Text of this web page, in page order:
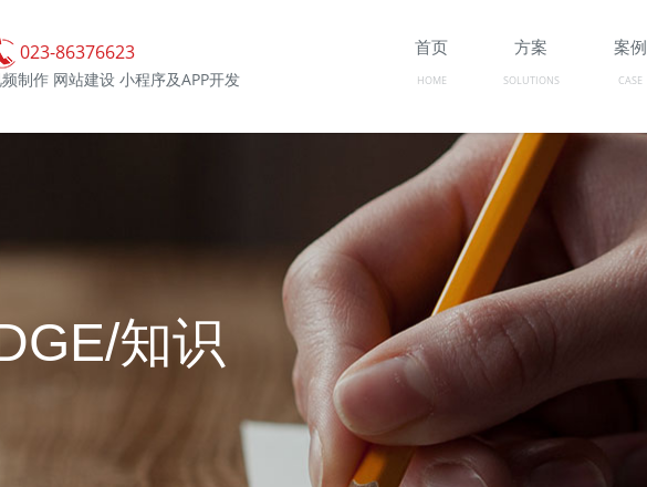
023-86376623
制作 网站建设 小程序及APP开发
首页
HOME
方案
SOLUTIONS
案例
CASE
知识